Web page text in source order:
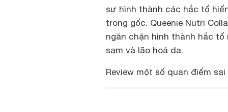
sự hình thành các hắc tố
trong gốc. Queenie Nutri
ngăn chặn hình thành hắc tố
sạm và lão hoá da.
Review một số quan điểm